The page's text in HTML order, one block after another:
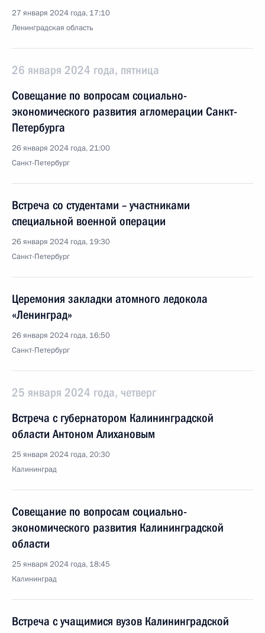
27 января 2024 года, 17:10
Ленинградская область
26 января 2024 года, пятница
Совещание по вопросам социально-
экономического развития агломерации Санкт-
Петербурга
26 января 2024 года, 21:00
Санкт-Петербург
Встреча со студентами – участниками
специальной военной операции
26 января 2024 года, 19:30
Санкт-Петербург
Церемония закладки атомного ледокола
«Ленинград»
26 января 2024 года, 16:50
Санкт-Петербург
25 января 2024 года, четверг
Встреча с губернатором Калининградской
области Антоном Алихановым
25 января 2024 года, 20:30
Калининград
Совещание по вопросам социально-
экономического развития Калининградской
области
25 января 2024 года, 18:45
Калининград
Встреча с учащимися вузов Калининградской